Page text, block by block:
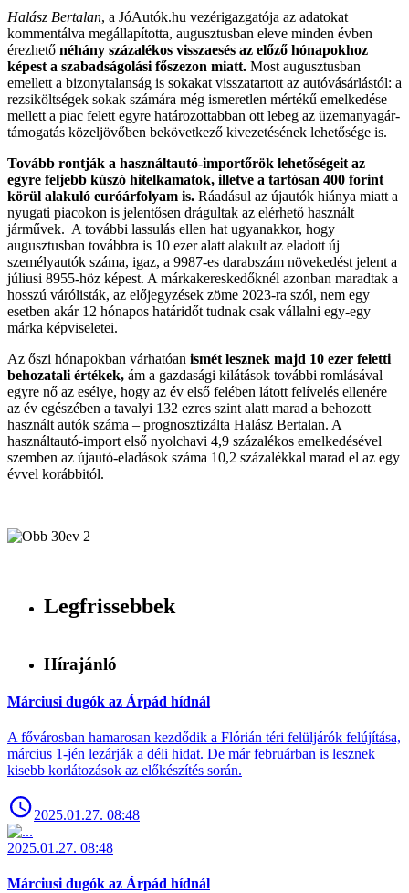
Halász Bertalan, a JóAutók.hu vezérigazgatója az adatokat
kommentálva megállapította, augusztusban eleve minden évben
érezhető néhány százalékos visszaesés az előző hónapokhoz
képest a szabadságolási főszezon miatt. Most augusztusban
emellett a bizonytalanság is sokakat visszatartott az autóvásárlástól: a
rezsiköltségek sokak számára még ismeretlen mértékű emelkedése
mellett a piac felett egyre határozottabban ott lebeg az üzemanyagár-
támogatás közeljövőben bekövetkező kivezetésének lehetősége is.
Tovább rontják a használtautó-importőrök lehetőségeit az
egyre feljebb kúszó hitelkamatok, illetve a tartósan 400 forint
körül alakuló euróárfolyam is. Ráadásul az újautók hiánya miatt a
nyugati piacokon is jelentősen drágultak az elérhető használt
járművek. A további lassulás ellen hat ugyanakkor, hogy
augusztusban továbbra is 10 ezer alatt alakult az eladott új
személyautók száma, igaz, a 9987-es darabszám növekedést jelent a
júliusi 8955-höz képest. A márkakereskedőknél azonban maradtak a
hosszú várólisták, az előjegyzések zöme 2023-ra szól, nem egy
esetben akár 12 hónapos határidőt tudnak csak vállalni egy-egy
márka képviseletei.
Az őszi hónapokban várhatóan ismét lesznek majd 10 ezer feletti
behozatali értékek, ám a gazdasági kilátások további romlásával
egyre nő az esélye, hogy az év első felében látott felívelés ellenére
az év egészében a tavalyi 132 ezres szint alatt marad a behozott
használt autók száma – prognosztizálta Halász Bertalan. A
használtautó-import első nyolchavi 4,9 százalékos emelkedésével
szemben az újautó-eladások száma 10,2 százalékkal marad el az egy
évvel korábbitól.
Legfrissebbek
Hírajánló
Márciusi dugók az Árpád hídnál
A fővárosban hamarosan kezdődik a Flórián téri felüljárók felújítása,
március 1-jén lezárják a déli hidat. De már februárban is lesznek
kisebb korlátozások az előkészítés során.
2025.01.27. 08:48
2025.01.27. 08:48
Márciusi dugók az Árpád hídnál